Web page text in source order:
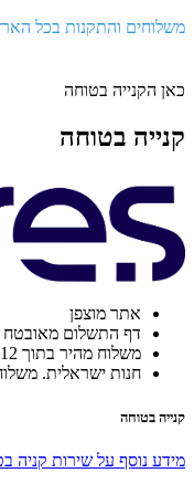
משלוחים והתקנות בכל הארץ..החודש
כאן הקנייה בטוחה
קנייה בטוחה
אתר מוצפן
דף התשלום מאובטח
משלוח מהיר בתוך 12 ימי עבודה
חנות ישראלית.
קנייה בטוחה
מידע נוסף על שירות קניה